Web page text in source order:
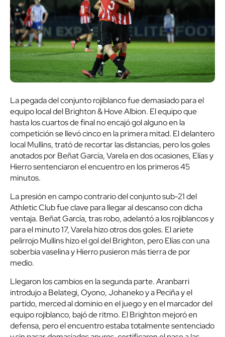
La pegada del conjunto rojiblanco fue demasiado para el
equipo local del Brighton & Hove Albion. El equipo que
hasta los cuartos de final no encajó gol alguno en la
competición se llevó cinco en la primera mitad. El delantero
local Mullins, trató de recortar las distancias, pero los goles
anotados por Beñat García, Varela en dos ocasiones, Elías y
Hierro sentenciaron el encuentro en los primeros 45
minutos.
La presión en campo contrario del conjunto sub-21 del
Athletic Club fue clave para llegar al descanso con dicha
ventaja. Beñat García, tras robo, adelantó a los rojiblancos y
para el minuto 17, Varela hizo otros dos goles. El ariete
pelirrojo Mullins hizo el gol del Brighton, pero Elías con una
soberbia vaselina y Hierro pusieron más tierra de por
medio.
Llegaron los cambios en la segunda parte. Aranbarri
introdujo a Belategi, Oyono, Johaneko y a Peciña y el
partido, merced al dominio en el juego y en el marcador del
equipo rojiblanco, bajó de ritmo. El Brighton mejoró en
defensa, pero el encuentro estaba totalmente sentenciado